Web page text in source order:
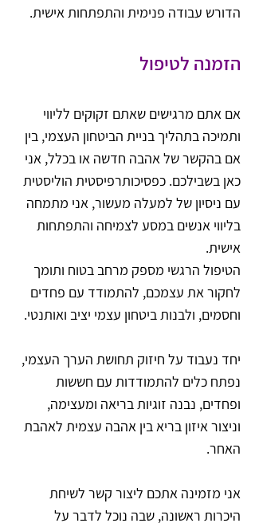
הדורש עבודה פנימית והתפתחות אישית.
הזמנה לטיפול
אם אתם מרגישים שאתם זקוקים לליווי
ותמיכה בתהליך בניית הביטחון העצמי, בין
אם בהקשר של אהבה חדשה או בכלל, אני
כאן בשבילכם. כפסיכותרפיסטית הוליסטית
עם ניסיון של למעלה מעשור, אני מתמחה
בליווי אנשים במסע לצמיחה והתפתחות
אישית.
הטיפול הרגשי מספק מרחב בטוח ותומך
לחקור את עצמכם, להתמודד עם פחדים
וחסמים, ולבנות ביטחון עצמי יציב ואותנטי.
יחד נעבוד על חיזוק תחושת הערך העצמי,
נפתח כלים להתמודדות עם חששות
ופחדים, נבנה זוגיות בריאה ומעצימה,
וניצור איזון בריא בין אהבה עצמית לאהבת
האחר.
אני מזמינה אתכם ליצור קשר לשיחת
היכרות ראשונה, שבה נוכל לדבר על